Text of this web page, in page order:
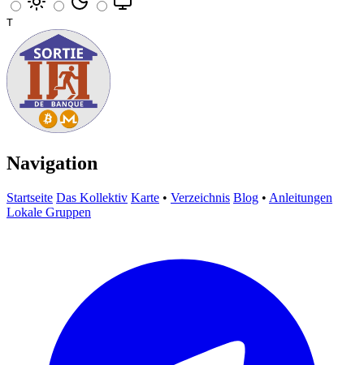
T
Navigation
Startseite Das Kollektiv Karte • Verzeichnis Blog • Anleitungen
Lokale Gruppen